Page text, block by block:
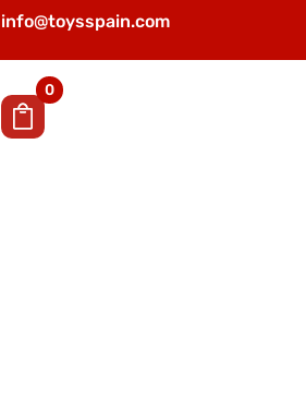
info@toysspain.com
0